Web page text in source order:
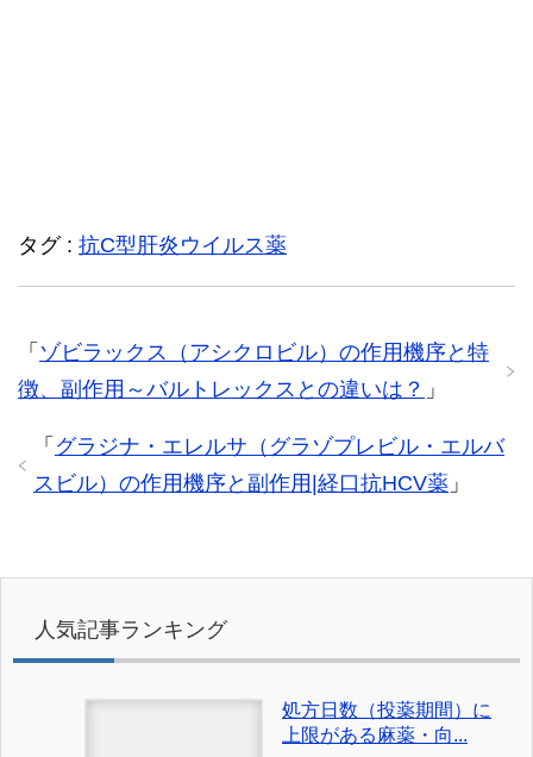
タグ : 抗C型肝炎ウイルス薬
「 ゾビラックス（アシクロビル）の作用機序と特
徴、副作用～バルトレックスとの違いは？ 」
「 グラジナ・エレルサ（グラゾプレビル・エルバ
スビル）の作用機序と副作用|経口抗HCV薬 」
人気記事ランキング
処方日数（投薬期間）に
上限がある麻薬・向...